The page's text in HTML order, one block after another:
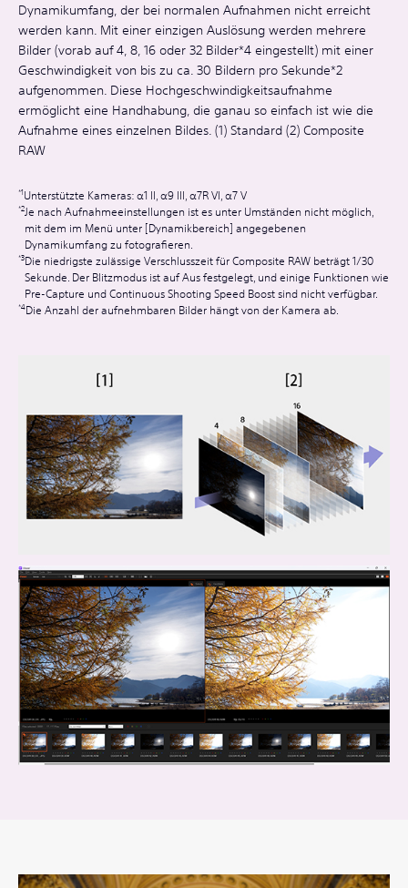
Dynamikumfang, der bei normalen Aufnahmen nicht erreicht
werden kann. Mit einer einzigen Auslösung werden mehrere
Bilder (vorab auf 4, 8, 16 oder 32 Bilder*4 eingestellt) mit einer
Geschwindigkeit von bis zu ca. 30 Bildern pro Sekunde*2
aufgenommen. Diese Hochgeschwindigkeitsaufnahme
ermöglicht eine Handhabung, die ganau so einfach ist wie die
Aufnahme eines einzelnen Bildes. (1) Standard (2) Composite
RAW
Unterstützte Kameras: α1 II, α9 III, α7R VI, α7 V
Je nach Aufnahmeeinstellungen ist es unter Umständen nicht möglich,
mit dem im Menü unter [Dynamikbereich] angegebenen
Dynamikumfang zu fotografieren.
Die niedrigste zulässige Verschlusszeit für Composite RAW beträgt 1/30
Sekunde. Der Blitzmodus ist auf Aus festgelegt, und einige Funktionen wie
Pre-Capture und Continuous Shooting Speed Boost sind nicht verfügbar.
Die Anzahl der aufnehmbaren Bilder hängt von der Kamera ab.